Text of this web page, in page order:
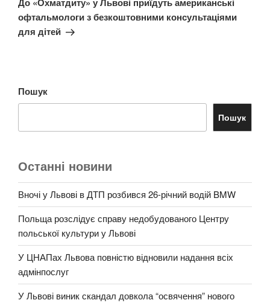
офтальмологи з безкоштовними консультаціями
для дітей
Пошук
Пошук
Останні новини
Вночі у Львові в ДТП розбився 26-річний водій BMW
Польща розслідує справу недобудованого Центру
польської культури у Львові
У ЦНАПах Львова повністю відновили надання всіх
адмінпослуг
У Львові виник скандал довкола “освячення” нового